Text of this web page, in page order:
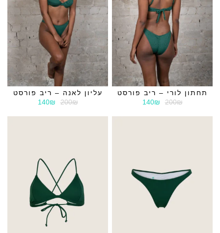
תחתון לורי – ריב פורסט
200₪
140₪
עליון לאנה – ריב פורסט
200₪
140₪